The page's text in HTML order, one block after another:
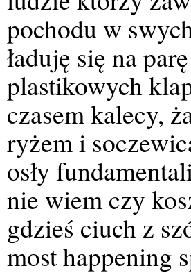
pochodu w
ładuję się na
plastikowych
czasem kalecy,
ryżem i
osły
nie wiem czy
gdzieś ciuch z
most happening